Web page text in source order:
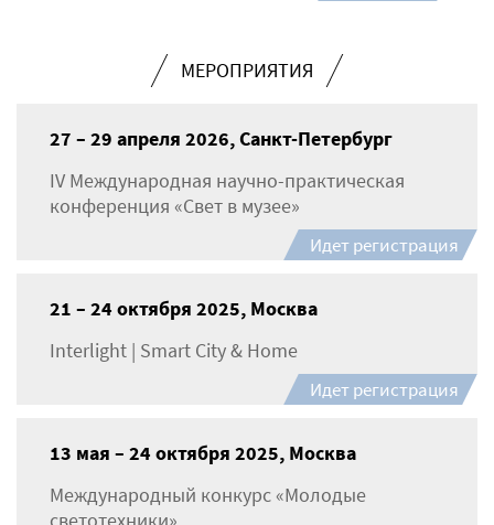
МЕРОПРИЯТИЯ
27 – 29 апреля 2026, Санкт-Петербург
IV Международная научно-практическая
конференция «Свет в музее»
Идет регистрация
21 – 24 октября 2025, Москва
Interlight | Smart City & Home
Идет регистрация
13 мая – 24 октября 2025, Москва
Международный конкурс «Молодые